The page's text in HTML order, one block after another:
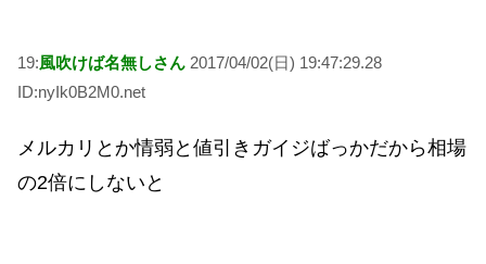
19:風吹けば名無しさん 2017/04/02(日) 19:47:29.28
ID:nyIk0B2M0.net
メルカリとか情弱と値引きガイジばっかだから相場
の2倍にしないと